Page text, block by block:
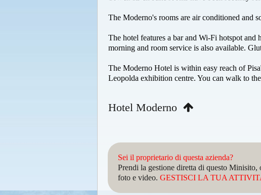
The Moderno's rooms are air conditioned and
The hotel features a bar and Wi-Fi hotspot and
morning and room service is also available.
The Moderno Hotel is within easy reach of
Leopolda exhibition centre. You can walk to
Hotel Moderno
Sei il proprietario di questa azienda?
Prendi la gestione diretta di questo
foto e video. GESTISCI LA TUA